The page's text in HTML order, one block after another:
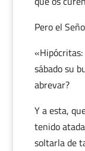
Pero el
sábado su
abrevar?
Y a esta,
tenido
soltarla de